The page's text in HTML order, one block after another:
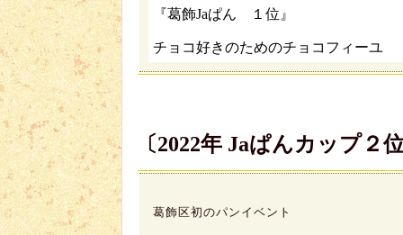
『葛飾Jaぱん １位』
チョコ好きのためのチョコフィーユ
〔2022年 Jaぱんカップ２
葛飾区初のパンイベント